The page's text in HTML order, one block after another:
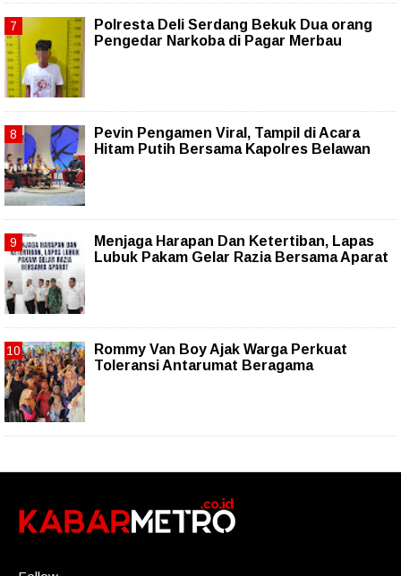
Polresta Deli Serdang Bekuk Dua orang
Pengedar Narkoba di Pagar Merbau
Pevin Pengamen Viral, Tampil di Acara
Hitam Putih Bersama Kapolres Belawan
Menjaga Harapan Dan Ketertiban, Lapas
Lubuk Pakam Gelar Razia Bersama Aparat
Rommy Van Boy Ajak Warga Perkuat
Toleransi Antarumat Beragama